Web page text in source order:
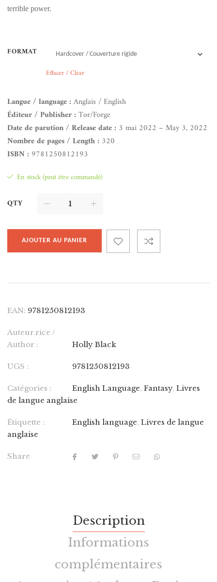
terrible power.
FORMAT
Effacer / Clear
Langue / language :Anglais / English
Éditeur / Publisher :Tor/Forge
Date de parution / Release date : 3 mai 2022 – May 3, 2022
Nombre de pages / Length : 320
ISBN : 9781250812193
En stock (peut être commandé)
QTY
AJOUTER AU PANIER
EAN: 9781250812193
Auteur.rice /
Author :
Holly Black
UGS : 9781250812193
Catégories : English Language, Fantasy, Livres
de langue anglaise
Étiquette : English language, Livres de langue
anglaise
Share
Description
Informations
complémentaires